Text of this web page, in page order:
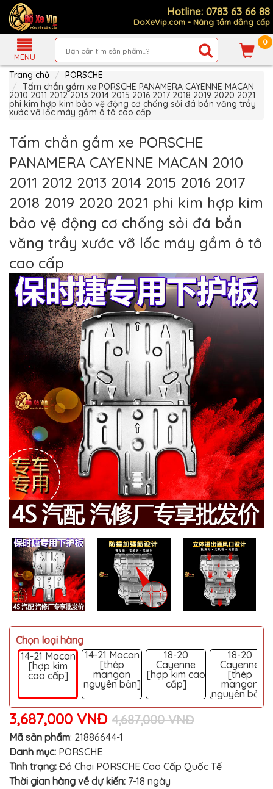
Hotline: 0783 63 66 88
DoXeVip.com - Nâng tầm đẳng cấp
MENU
0
Giới
Thiệu
Sản
Phẩm
Hướng
Dẫn
Hàng
Chính
Sách
Thanh
Toán
Tin
Xe
Mới
Liên
MUA
NHIỀU
NHẤT
KIA
TOYOTA
HONDA
MAZDA
SUBARU
CHEVROLET
NISSAN
VOLKSWAGEN
MERCEDES
HYUNDAI
FORD
MITSUBISHI
BMW
VOLVO
PORSCHE
LEXUS
MG
AUDI
MINI
COOPER
PEUGEOT
VINFAST
Trang chủ
PORSCHE
Tấm chắn gầm xe PORSCHE PANAMERA CAYENNE MACAN
2010 2011 2012 2013 2014 2015 2016 2017 2018 2019 2020 2021
phi kim hợp kim bảo vệ động cơ chống sỏi đá bắn văng trầy
xước vỡ lốc máy gầm ô tô cao cấp
Tấm chắn gầm xe PORSCHE
PANAMERA CAYENNE MACAN 2010
2011 2012 2013 2014 2015 2016 2017
2018 2019 2020 2021 phi kim hợp kim
bảo vệ động cơ chống sỏi đá bắn
văng trầy xước vỡ lốc máy gầm ô tô
cao cấp
Chọn loại hàng
14-21 Macan
[hợp kim
cao cấp]
14-21 Macan
[thép
mangan
nguyên bản]
18-20
Cayenne
[hợp kim cao
cấp]
18-20
Cayenne
[thép
mangan
nguyên bản]
3,687,000 VNĐ 4,687,000 VNĐ
Mã sản phẩm: 21886644-1
Danh mục: PORSCHE
Tình trạng: Đồ Chơi PORSCHE Cao Cấp Quốc Tế
Thời gian hàng về dự kiến: 7-18 ngày